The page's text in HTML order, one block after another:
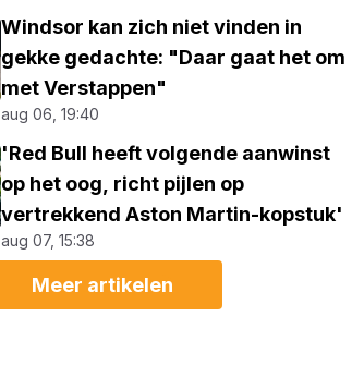
Windsor kan zich niet vinden in
gekke gedachte: "Daar gaat het om
met Verstappen"
aug 06, 19:40
'Red Bull heeft volgende aanwinst
op het oog, richt pijlen op
vertrekkend Aston Martin-kopstuk'
aug 07, 15:38
Meer artikelen